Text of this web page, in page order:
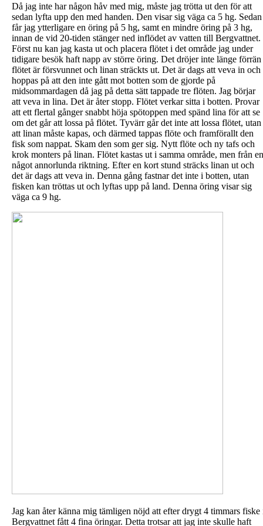
Då jag inte har någon håv med mig, måste jag trötta ut den för att
sedan lyfta upp den med handen. Den visar sig väga ca 5 hg. Sedan
får jag ytterligare en öring på 5 hg, samt en mindre öring på 3 hg,
innan de vid 20-tiden stänger ned inflödet av vatten till Bergvattnet.
Först nu kan jag kasta ut och placera flötet i det område jag under
tidigare besök haft napp av större öring. Det dröjer inte länge förrän
flötet är försvunnet och linan sträckts ut. Det är dags att veva in och
hoppas på att den inte gått mot botten som de gjorde på
midsommardagen då jag på detta sätt tappade tre flöten. Jag börjar
att veva in lina. Det är åter stopp. Flötet verkar sitta i botten. Provar
att ett flertal gånger snabbt höja spötoppen med spänd lina för att se
om det går att lossa på flötet. Tyvärr går det inte att lossa flötet, utan
att linan måste kapas, och därmed tappas flöte och framförallt den
fisk som nappat. Skam den som ger sig. Nytt flöte och ny tafs och
krok monters på linan. Flötet kastas ut i samma område, men från en
något annorlunda riktning. Efter en kort stund sträcks linan ut och
det är dags att veva in. Denna gång fastnar det inte i botten, utan
fisken kan tröttas ut och lyftas upp på land. Denna öring visar sig
väga ca 9 hg.
Jag kan åter känna mig tämligen nöjd att efter drygt 4 timmars fiske
Bergvattnet fått 4 fina öringar. Detta trotsar att jag inte skulle haft